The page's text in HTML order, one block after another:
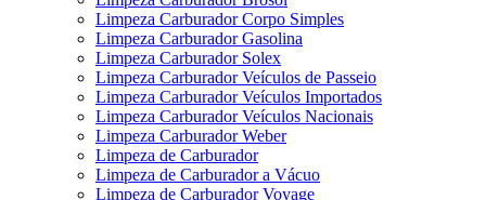
Limpeza Carburador Corpo Simples
Limpeza Carburador Gasolina
Limpeza Carburador Solex
Limpeza Carburador Veículos de Passeio
Limpeza Carburador Veículos Importados
Limpeza Carburador Veículos Nacionais
Limpeza Carburador Weber
Limpeza de Carburador
Limpeza de Carburador a Vácuo
Limpeza de Carburador Voyage